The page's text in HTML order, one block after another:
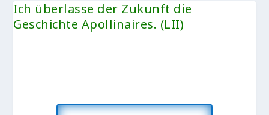
Ich überlasse der Zukunft die
Geschichte Apollinaires. (LII)